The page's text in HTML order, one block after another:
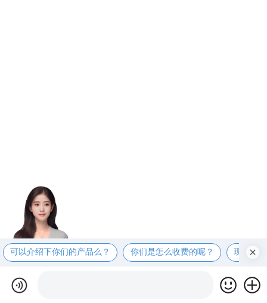
可以介绍下你们的产品么？ 你们是怎么收费的呢？ 现在有